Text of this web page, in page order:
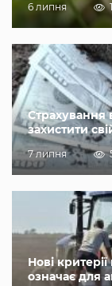
6 липня
Страхування
захистити
7 липня
Нові
означає для